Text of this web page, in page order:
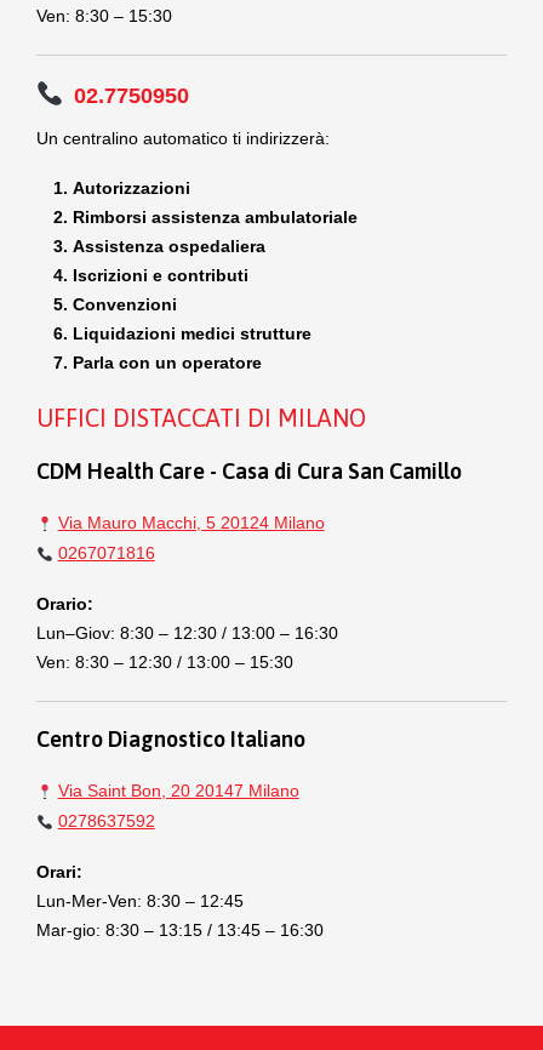
Ven: 8:30 – 15:30
02.7750950
Un centralino automatico ti indirizzerà:
Autorizzazioni
Rimborsi assistenza ambulatoriale
Assistenza ospedaliera
Iscrizioni e contributi
Convenzioni
Liquidazioni medici strutture
Parla con un operatore
UFFICI DISTACCATI DI MILANO
CDM Health Care - Casa di Cura San Camillo
Via Mauro Macchi, 5 20124 Milano
0267071816
Orario:
Lun–Giov: 8:30 – 12:30 / 13:00 – 16:30
Ven: 8:30 – 12:30 / 13:00 – 15:30
Centro Diagnostico Italiano
Via Saint Bon, 20 20147 Milano
0278637592
Orari:
Lun-Mer-Ven: 8:30 – 12:45
Mar-gio: 8:30 – 13:15 / 13:45 – 16:30